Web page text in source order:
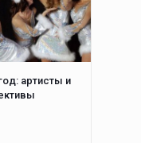
артисты и